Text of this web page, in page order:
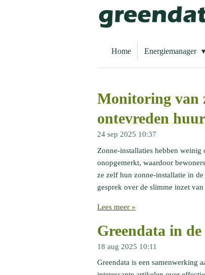
Home Energiemanager
Monitoring van
ontevreden
24 sep 2025 10:37
Zonne-installaties hebben
onopgemerkt, waardoor
ze zelf hun zonne-installatie in
gesprek over de slimme inzet
Lees meer »
Greendata in
18 aug 2025 10:11
Greendata is een samenwerking